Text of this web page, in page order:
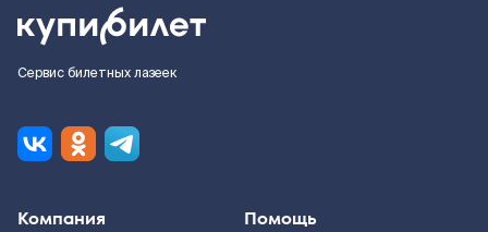
Сервис билетных лазеек
Компания Помощь